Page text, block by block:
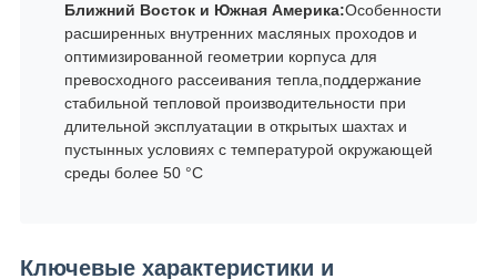
Ближний Восток и Южная Америка:Особенности
расширенных внутренних масляных проходов и
оптимизированной геометрии корпуса для
превосходного рассеивания тепла,поддержание
стабильной тепловой производительности при
длительной эксплуатации в открытых шахтах и
пустынных условиях с температурой окружающей
среды более 50 °C
Ключевые характеристики и